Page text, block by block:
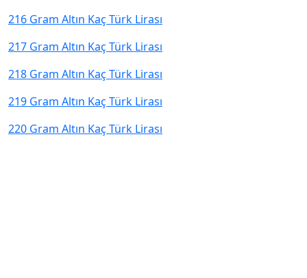
216 Gram Altın Kaç Türk Lirası
217 Gram Altın Kaç Türk Lirası
218 Gram Altın Kaç Türk Lirası
219 Gram Altın Kaç Türk Lirası
220 Gram Altın Kaç Türk Lirası